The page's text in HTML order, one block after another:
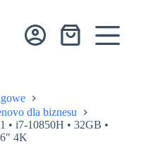
Koszyk
dla biznesu
• i7-10850H • 32GB •
4K